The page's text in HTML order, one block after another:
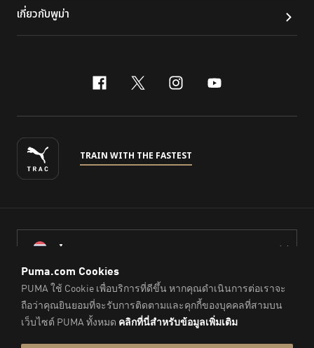
เกี่ยวกับพูม่า
facebook
x-twitter
instagram
youtube
TRAIN WITH THE FASTEST
ไทย
© PUMA Sports (Thailand) Co., Ltd.,2026. All Rights Reserved.
Company Reg. No. 0105564148338